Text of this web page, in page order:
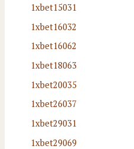
1xbet15031
1xbet16032
1xbet16062
1xbet18063
1xbet20035
1xbet26037
1xbet29031
1xbet29069